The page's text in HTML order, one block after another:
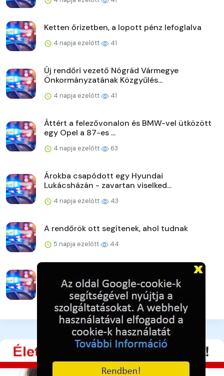
Ketten őrizetben, a lopott pénz lefoglalva
4 napja ezelőtt 41
Új rendőri vezető Nógrád Vármegye
Önkormányzatának Közgyűlés...
4 napja ezelőtt 41
Áttért a felezővonalon és BMW-vel ütközött
egy Opel a 87-es ...
4 napja ezelőtt 63
Árokba csapódott egy Hyundai
Lukácsházán - zavartan viselked...
4 napja ezelőtt 43
A rendőrök ott segítenek, ahol tudnak
5 napja ezelőtt 44
Eltakarította a telefonokat, de elfogták a
rendőrök
5 napja ezelőtt 44